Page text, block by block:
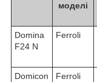
моделі
Domina
F24 N
Ferroli
Domicon
Ferroli